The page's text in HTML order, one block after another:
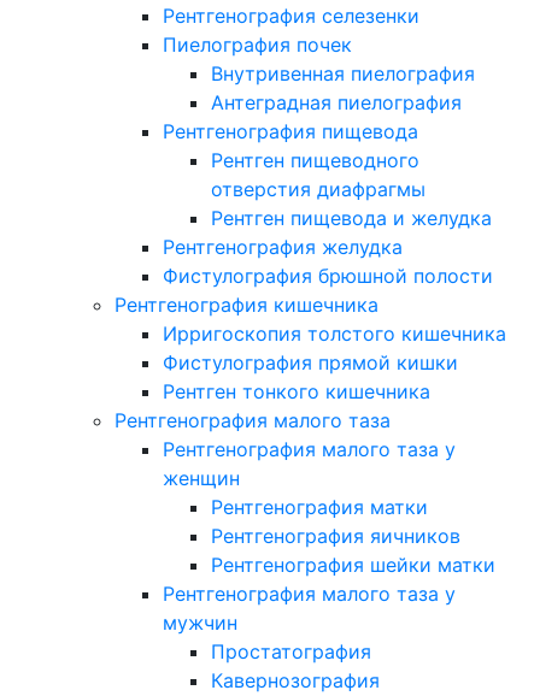
Рентгенография селезенки
Пиелография почек
Внутривенная пиелография
Антеградная пиелография
Рентгенография пищевода
Рентген пищеводного
отверстия диафрагмы
Рентген пищевода и желудка
Рентгенография желудка
Фистулография брюшной полости
Рентгенография кишечника
Ирригоскопия толстого кишечника
Фистулография прямой кишки
Рентген тонкого кишечника
Рентгенография малого таза
Рентгенография малого таза у
женщин
Рентгенография матки
Рентгенография яичников
Рентгенография шейки матки
Рентгенография малого таза у
мужчин
Простатография
Кавернозография